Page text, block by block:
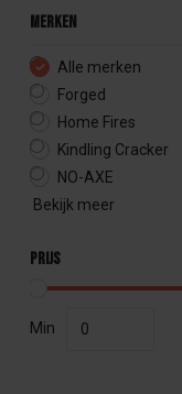
Merken
Alle merken
Forged
Home Fires
Kindling Cracker
NO-AXE
Bekijk meer
Prijs
Min